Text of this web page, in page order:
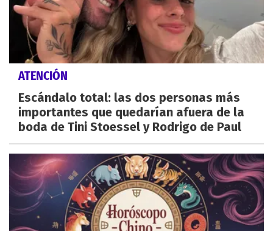
ATENCIÓN
Escándalo total: las dos personas más
importantes que quedarían afuera de la
boda de Tini Stoessel y Rodrigo de Paul